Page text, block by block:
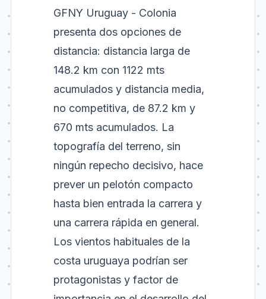
GFNY Uruguay - Colonia
presenta dos opciones de
distancia: distancia larga de
148.2 km con 1122 mts
acumulados y distancia media,
no competitiva, de 87.2 km y
670 mts acumulados. La
topografía del terreno, sin
ningún repecho decisivo, hace
prever un pelotón compacto
hasta bien entrada la carrera y
una carrera rápida en general.
Los vientos habituales de la
costa uruguaya podrían ser
protagonistas y factor de